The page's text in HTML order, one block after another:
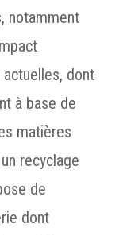
notamment
dont
à base de
matières
recyclage
de
dont